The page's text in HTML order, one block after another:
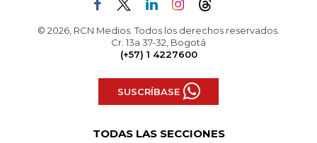
© 2026, RCN Medios. Todos los derechos reservados.
Cr. 13a 37-32, Bogotá
(+57) 1 4227600
SUSCRÍBASE
TODAS LAS SECCIONES